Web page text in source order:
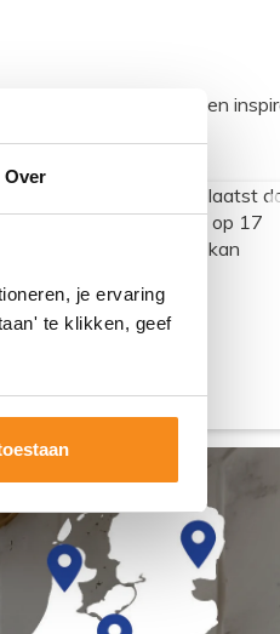
Over
je ervaring
te klikken, geef
Samen bouwen we een